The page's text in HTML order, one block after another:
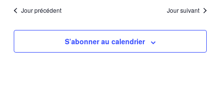
Jour précédent Jour suivant
S’abonner au calendrier